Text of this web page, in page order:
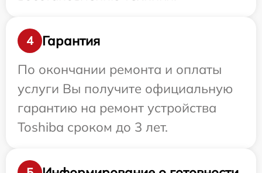
4
Гарантия
По окончании ремонта и оплаты
услуги Вы получите официальную
гарантию на ремонт устройства
Toshiba сроком до 3 лет.